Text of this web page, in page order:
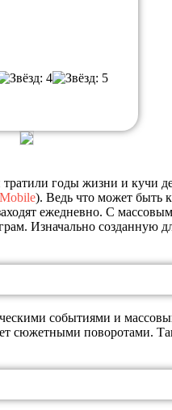
годы жизни и кучи
). Ведь что может быть
ежедневно. С
Изначально созданную
событиями и
сюжетными поворотами.